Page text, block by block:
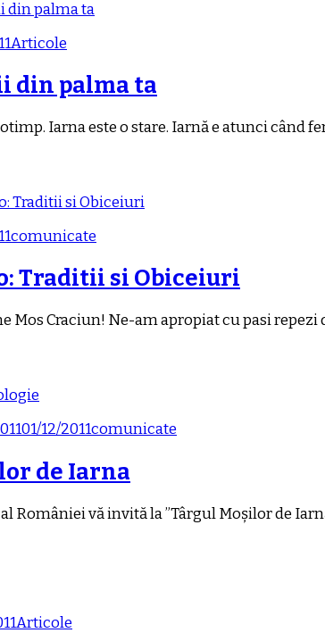
Articole
din palma ta
Iarna este o stare. Iarnă e atunci când
comunicate
Traditii si Obiceiuri
Mos Craciun! Ne-am apropiat cu pasi
01/12/2011comunicate
de Iarna
României vă invită la ”Târgul Moșilor de
Articole